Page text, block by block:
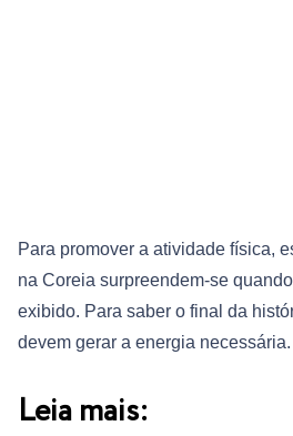
Para promover a atividade física,
na Coreia surpreendem-se
exibido. Para saber o final da
devem gerar a energia necessária.
Leia mais: